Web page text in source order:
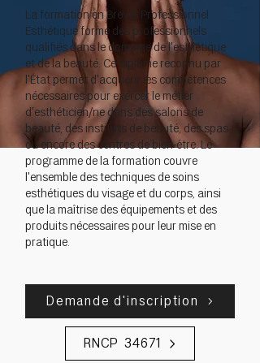
La formation en Brevet Professionnel
Esthétique forme des professionnels
qualifiés dans le domaine de l'esthétique
et de la beauté. Ce diplôme reconnu par
l'État permet d'acquérir les compétences
nécessaires pour exercer le métier
d'esthéticien/ne dans des salons de
beauté, des instituts de beauté, des spas
ou encore des centres de bien-être. Le
programme de la formation couvre
l'ensemble des techniques de soins
esthétiques du visage et du corps, ainsi
que la maîtrise des équipements et des
produits nécessaires pour leur mise en
pratique.
Demande d'inscription
RNCP 34671